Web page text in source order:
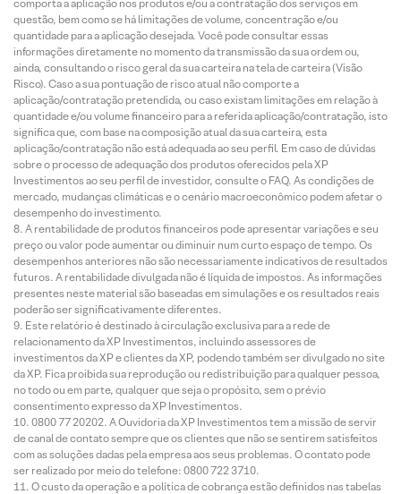
comporta a aplicação nos produtos e/ou a contratação dos serviços em
questão, bem como se há limitações de volume, concentração e/ou
quantidade para a aplicação desejada. Você pode consultar essas
informações diretamente no momento da transmissão da sua ordem ou,
ainda, consultando o risco geral da sua carteira na tela de carteira (Visão
Risco). Caso a sua pontuação de risco atual não comporte a
aplicação/contratação pretendida, ou caso existam limitações em relação à
quantidade e/ou volume financeiro para a referida aplicação/contratação, isto
significa que, com base na composição atual da sua carteira, esta
aplicação/contratação não está adequada ao seu perfil. Em caso de dúvidas
sobre o processo de adequação dos produtos oferecidos pela XP
Investimentos ao seu perfil de investidor, consulte o FAQ. As condições de
mercado, mudanças climáticas e o cenário macroeconômico podem afetar o
desempenho do investimento.
A rentabilidade de produtos financeiros pode apresentar variações e seu
preço ou valor pode aumentar ou diminuir num curto espaço de tempo. Os
desempenhos anteriores não são necessariamente indicativos de resultados
futuros. A rentabilidade divulgada não é líquida de impostos. As informações
presentes neste material são baseadas em simulações e os resultados reais
poderão ser significativamente diferentes.
Este relatório é destinado à circulação exclusiva para a rede de
relacionamento da XP Investimentos, incluindo assessores de
investimentos da XP e clientes da XP, podendo também ser divulgado no site
da XP. Fica proibida sua reprodução ou redistribuição para qualquer pessoa,
no todo ou em parte, qualquer que seja o propósito, sem o prévio
consentimento expresso da XP Investimentos.
0800 77 20202. A Ouvidoria da XP Investimentos tem a missão de servir
de canal de contato sempre que os clientes que não se sentirem satisfeitos
com as soluções dadas pela empresa aos seus problemas. O contato pode
ser realizado por meio do telefone: 0800 722 3710.
O custo da operação e a política de cobrança estão definidos nas tabelas